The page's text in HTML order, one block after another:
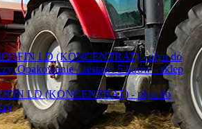
LD (KONCENTRAT) - płyn do